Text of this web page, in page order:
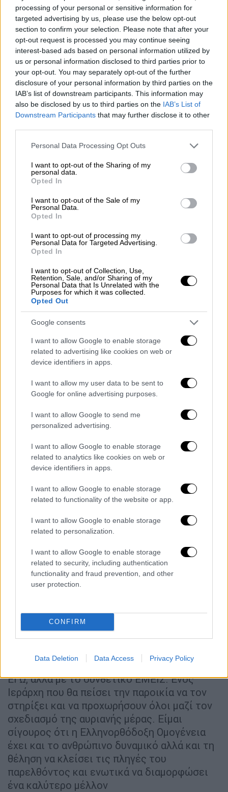
processing of your personal or sensitive information for
targeted advertising by us, please use the below opt-out
section to confirm your selection. Please note that after your
opt-out request is processed you may continue seeing
interest-based ads based on personal information utilized by
us or personal information disclosed to third parties prior to
your opt-out. You may separately opt-out of the further
disclosure of your personal information by third parties on the
IAB’s list of downstream participants. This information may
also be disclosed by us to third parties on the IAB’s List of
Downstream Participants that may further disclose it to other
Please note that this website/app uses one or more Google
not limited to your visit or usage behaviour. You may click to
grant or deny consent to Google and its third-party tags to
use your data for below specified purposes in below Google
consent section.
Personal Data Processing Opt Outs
I want to opt-out of the Sharing of my
personal data.
Opted In
I want to opt-out of the Sale of my
Personal Data.
Opted In
I want to opt-out of processing my
Personal Data for Targeted Advertising.
Opted In
I want to opt-out of Collection, Use,
Retention, Sale, and/or Sharing of my
Personal Data that Is Unrelated with the
Purposes for which it was collected.
Opted Out
Google consents
I want to allow Google to enable storage
related to advertising like cookies on web or
device identifiers in apps.
I want to allow my user data to be sent to
Google for online advertising purposes.
I want to allow Google to send me
personalized advertising.
I want to allow Google to enable storage
related to analytics like cookies on web or
device identifiers in apps.
I want to allow Google to enable storage
related to functionality of the website or app.
I want to allow Google to enable storage
related to personalization.
I want to allow Google to enable storage
related to security, including authentication
functionality and fraud prevention, and other
user protection.
CONFIRM
Data Deletion Data Access Privacy Policy
όσο και µε την Αθήνα. Η αποµάκρυνση αυτή
µακροπρόθεσµα θα έχει αρνητικές συνέπειες
για τον Ελληνισµό της Αυστραλίας. Κυρίως
γιατί πλέον δεν µιλάµε για µετανάστες που
έχουν προσωπικές και συναισθηµατικές
αναφορές στα δύο κέντρα, αλλά για
ανθρώπους δεύτερης και τρίτης γενιάς που
η προσέγγισή τους θα πρέπει να είναι
εντελώς διαφορετική.
ανατροφοδοτούσαµε την ύπαρξή µας µέσα
από τις κόντρες για να ισχυροποιούµε την
προσωπική µας θέση, όµως η σηµερινή
άγονες αντιπαραθέσεις, που δεν ελκύουν τη
νέα γενιά αλλά αντιθέτως την αποµακρύνουν,
µε αρνητικά αποτελέσµατα για τον
Ελληνισµό και την Ορθοδοξία. Η συζήτηση
που έχει ανοίξει εγκυµονεί κινδύνους για
την Ορθοδοξία και τον Ελληνισµό της
Αυστραλίας.
Η πρόταση για διάσπαση της Αρχιεπισκοπής
όχι µόνο δεν θα λύσει τα άλυτα προβλήµατα
δεκαετιών, αλλά, θα τα µεγεθύνει. Τα θέµατα
που ταλανίζουν την Εκκλησία της Ωκεανίας
µε την αυτοαποκαλούµενη «Αυτοκέφαλο», µε
ελληνικές κοινότητες, δεν µπορούν να
αντιµετωπισθούν µε πολλές µικρές
Αρχιεπισκοπές, µε διαφορετικούς στόχους
που θα αναπτύξουν οι ιεράρχες που
φιλοδοξούν να γίνουν µικροί Αρχιεπίσκοποι.
Θεµιτές οι προσωπικές φιλοδοξίες, αλλά το
ζητούµενο είναι το αύριο και η συλλογική
ελληνορθόδοξης ταυτότητας.
Το τρίγωνο Οµογένεια – Αθήνα – Φανάρι
πρέπει να ενδυναµωθεί εάν θέλουµε σε 50 ή
100 χρόνια να υπάρχει Ελληνισµός στην
Αυστραλία. Από µόνος του ο Ελληνισµός δεν
θα τα καταφέρει εάν δεν είναι σε µια διαρκή
επαφή µε το Φανάρι και την Αθήνα. Για να
τις άγονες αντιπαραθέσεις. Και εκεί
ακριβώς χρειάζεται µια προσωπικότητα που
από τη θέση του Αρχιεπισκόπου θα πρέπει
να συµβάλει προς αυτή την κατεύθυνση.
Ενός Αρχιεπισκόπου χωρίς το υπερτροφικό
ΕΓΩ, αλλά µε το συνθετικό ΕΜΕΙΣ. Ενός
Ιεράρχη που θα πείσει την παροικία να τον
στηρίξει και να προχωρήσουν όλοι µαζί τον
σχεδιασµό της αυριανής µέρας. Είµαι
σίγουρος ότι η Ελληνορθόδοξη Οµογένεια
έχει και το ανθρώπινο δυναµικό αλλά και τη
θέληση να κλείσει τις πληγές του
παρελθόντος και ενωτικά να διαµορφώσει
ένα καλύτερο µέλλον